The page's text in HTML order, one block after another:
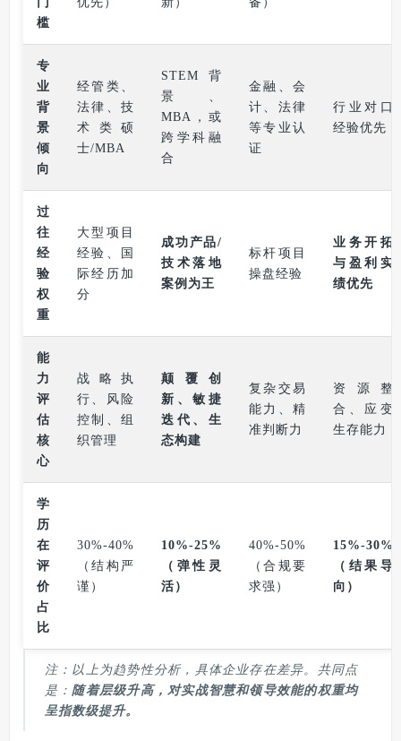
槛
专
业
背
景
倾
向
经管类、
法律、技
术类硕
士/MBA
STEM背
景、
MBA，或
跨学科融
合
金融、会
计、法律
等专业认
证
行业对口
经验优先
过
往
经
验
权
重
大型项目
经验、国
际经历加
分
成功产品/
技术落地
案例为王
标杆项目
操盘经验
业务开拓
与盈利实
绩优先
能
力
评
估
核
心
战略执
行、风险
控制、组
织管理
颠覆创
新、敏捷
迭代、生
态构建
复杂交易
能力、精
准判断力
资源整
合、应变
生存能力
学
历
在
评
价
占
比
30%-40%
（结构严
谨）
10%-25%
（弹性灵
活）
40%-50%
（合规要
求强）
15%-30%
（结果导
向）
注：以上为趋势性分析，具体企业存在差异。共同点
是：随着层级升高，对实战智慧和领导效能的权重均
呈指数级提升。